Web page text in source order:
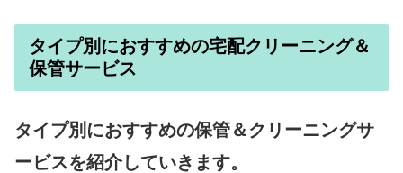
タイプ別におすすめの宅配クリーニング＆
保管サービス
タイプ別におすすめの保管＆クリーニングサ
ービスを紹介していきます。